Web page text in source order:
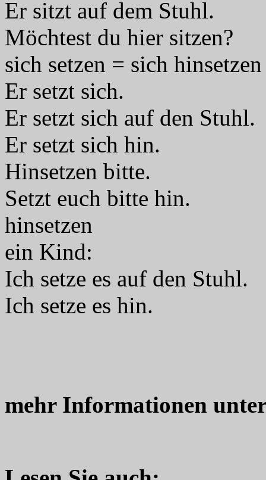
Er sitzt auf dem Stuhl.
Möchtest du hier sitzen?
sich setzen = sich
Er setzt sich.
Er setzt sich auf den Stuhl.
Er setzt sich hin.
Hinsetzen bitte.
Setzt euch bitte hin.
hinsetzen
ein Kind:
Ich setze es auf den Stuhl.
Ich setze es hin.
mehr Informationen